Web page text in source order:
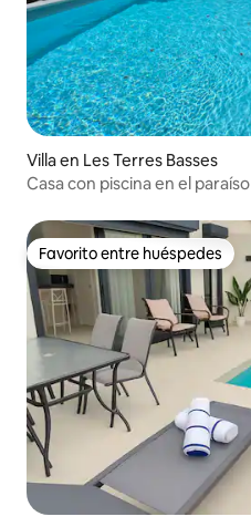
Villa en Les Terres Basses
Casa con piscina en el paraíso
Favorito entre huéspedes
Favorito entre huéspedes